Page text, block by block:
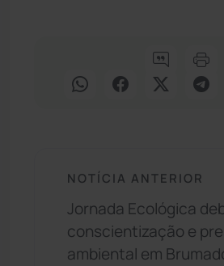
NOTÍCIA ANTERIOR
Jornada Ecológica
conscientização e
ambiental em